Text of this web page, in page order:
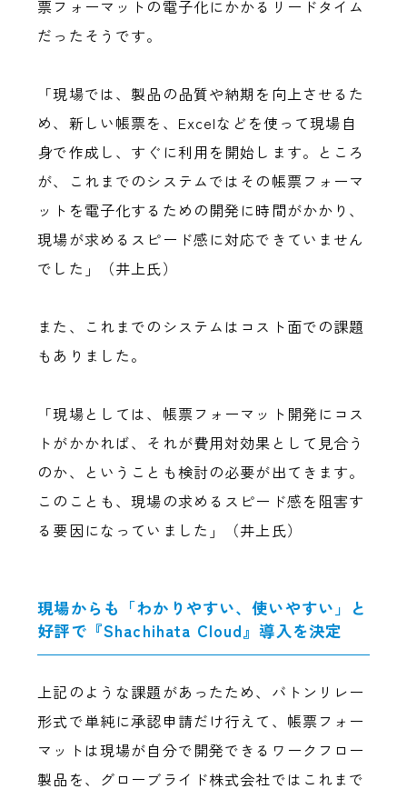
票フォーマットの電子化にかかるリードタイム
だったそうです。
「現場では、製品の品質や納期を向上させるた
め、新しい帳票を、Excelなどを使って現場自
身で作成し、すぐに利用を開始します。ところ
が、これまでのシステムではその帳票フォーマ
ットを電子化するための開発に時間がかかり、
現場が求めるスピード感に対応できていません
でした」（井上氏）
また、これまでのシステムはコスト面での課題
もありました。
「現場としては、帳票フォーマット開発にコス
トがかかれば、それが費用対効果として見合う
のか、ということも検討の必要が出てきます。
このことも、現場の求めるスピード感を阻害す
る要因になっていました」（井上氏）
現場からも「わかりやすい、使いやすい」と
好評で『Shachihata Cloud』導入を決定
上記のような課題があったため、バトンリレー
形式で単純に承認申請だけ行えて、帳票フォー
マットは現場が自分で開発できるワークフロー
製品を、グローブライド株式会社ではこれまで